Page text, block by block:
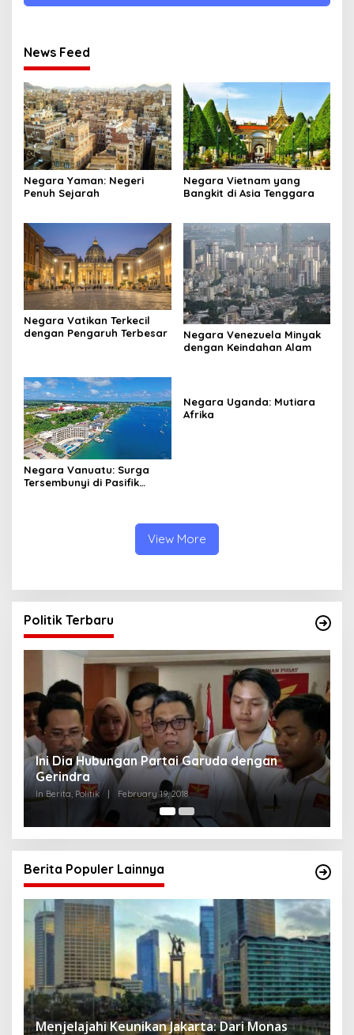
News Feed
Negara Yaman: Negeri
Penuh Sejarah
Negara Vietnam yang
Bangkit di Asia Tenggara
Negara Vatikan Terkecil
dengan Pengaruh Terbesar
Negara Venezuela Minyak
dengan Keindahan Alam
Negara Vanuatu: Surga
Tersembunyi di Pasifik
Negara Uganda: Mutiara
Afrika
View More
Politik Terbaru
Strategi PPP Menangkan Duet Ganjar dan Gus
Yasin
In Berita, Politik February 19, 2018
Berita Populer Lainnya
Menjelajahi Keunikan Jakarta: Dari Monas